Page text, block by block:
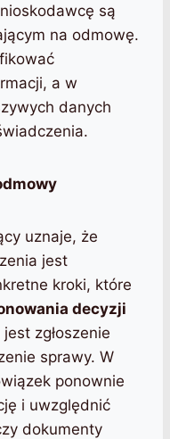
są
na odmowę.
a w
danych
uznaje, że
jest
kroki, które
decyzji
zgłoszenie
sprawy. W
ponownie
i uwzględnić
dokumenty